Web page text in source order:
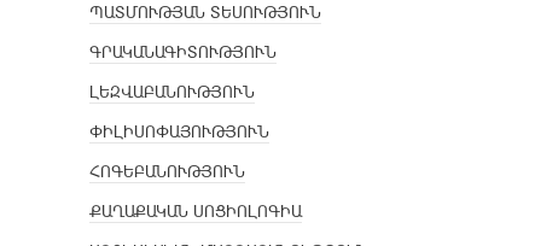
ՊԱՏՄՈՒԹՅԱՆ ՏԵՍՈՒԹՅՈՒՆ
ԳՐԱԿԱՆԱԳԻՏՈՒԹՅՈՒՆ
ԼԵԶՎԱԲԱՆՈՒԹՅՈՒՆ
ՓԻԼԻՍՈՓԱՅՈՒԹՅՈՒՆ
ՀՈԳԵԲԱՆՈՒԹՅՈՒՆ
ՔԱՂԱՔԱԿԱՆ ՍՈՑԻՈԼՈԳԻԱ